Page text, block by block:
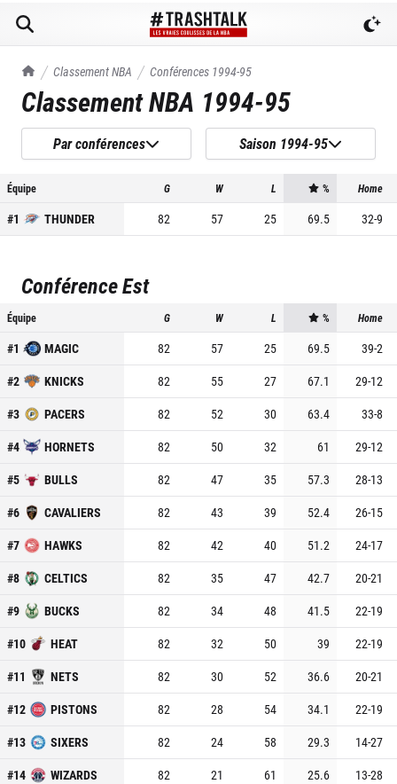
TrashTalk Actu NBA
Classement NBA Conférences 1994-95
Classement NBA 1994-95
Par conférences Saison 1994-95
Équipe G W L % Home
#1 THUNDER 82 57 25 69.5 32-9
Conférence Est
Équipe G W L % Home
#1 MAGIC 82 57 25 69.5 39-2
#2 KNICKS 82 55 27 67.1 29-12
#3 PACERS 82 52 30 63.4 33-8
#4 HORNETS 82 50 32 61 29-12
#5 BULLS 82 47 35 57.3 28-13
#6 CAVALIERS 82 43 39 52.4 26-15
#7 HAWKS 82 42 40 51.2 24-17
#8 CELTICS 82 35 47 42.7 20-21
#9 BUCKS 82 34 48 41.5 22-19
#10 HEAT 82 32 50 39 22-19
#11 NETS 82 30 52 36.6 20-21
#12 PISTONS 82 28 54 34.1 22-19
#13 SIXERS 82 24 58 29.3 14-27
#14 WIZARDS 82 21 61 25.6 13-28